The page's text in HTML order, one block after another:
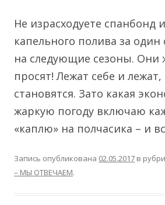
Не израсходуете спанбонд
капельного полива за один
на следующие сезоны. Они
просят! Лежат себе и
становятся. Зато какая
жаркую погоду включаю
«каплю» на полчасика – и
Запись опубликована 02.05.2017 в
– МЫ ОТВЕЧАЕМ.